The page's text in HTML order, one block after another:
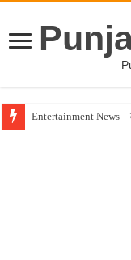
Entertainment